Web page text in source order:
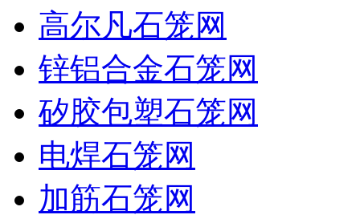
高尔凡石笼网
锌铝合金石笼网
矽胶包塑石笼网
电焊石笼网
加筋石笼网